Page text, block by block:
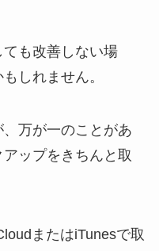
も改善しない場
しれません。
万が一のことがあ
ップをきちんと取
またはiTunesで取